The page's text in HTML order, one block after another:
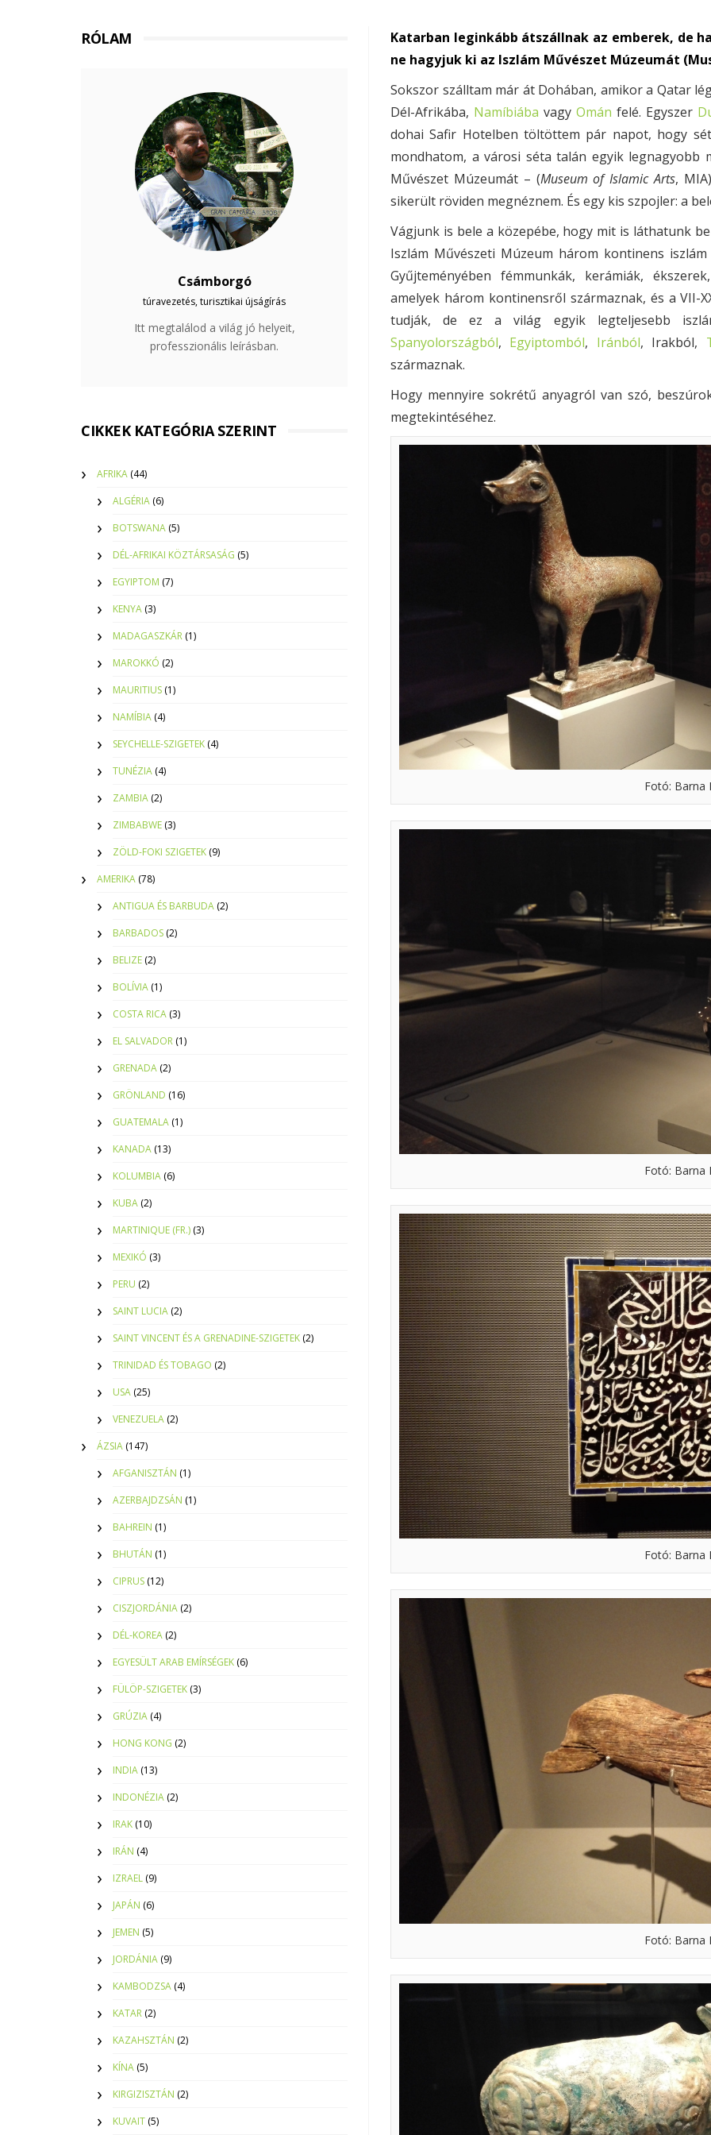
Katarban leginkább átszállnak az emberek, de
ne hagyjuk ki az Iszlám Művészet Múzeumát
Sokszor szálltam már át Dohában, amikor a Qatar
Dél-Afrikába, Namíbiába vagy Omán felé. Egyszer
dohai Safir Hotelben töltöttem pár napot, hogy
mondhatom, a városi séta talán egyik legnagyobb
Művészet Múzeumát – (Museum of Islamic Arts,
sikerült röviden megnéznem. És egy kis szpojler: a
Vágjunk is bele a közepébe, hogy mit is láthatunk
Iszlám Művészeti Múzeum három kontinens
Gyűjteményében fémmunkák, kerámiák,
amelyek három kontinensről származnak, és a VII-
tudják, de ez a világ egyik legteljesebb
Spanyolországból, Egyiptomból, Iránból, Irakból,
származnak.
Hogy mennyire sokrétű anyagról van szó,
megtekintéséhez.
Fotó: Barna
Fotó: Barna
Fotó: Barna
Fotó: Barna
RÓLAM
Csámborgó
túravezetés, turisztikai újságírás
Itt megtalálod a világ jó helyeit,
professzionális leírásban.
CIKKEK KATEGÓRIA SZERINT
AFRIKA (44)
ALGÉRIA (6)
BOTSWANA (5)
DÉL-AFRIKAI KÖZTÁRSASÁG (5)
EGYIPTOM (7)
KENYA (3)
MADAGASZKÁR (1)
MAROKKÓ (2)
MAURITIUS (1)
NAMÍBIA (4)
SEYCHELLE-SZIGETEK (4)
TUNÉZIA (4)
ZAMBIA (2)
ZIMBABWE (3)
ZÖLD-FOKI SZIGETEK (9)
AMERIKA (78)
ANTIGUA ÉS BARBUDA (2)
BARBADOS (2)
BELIZE (2)
BOLÍVIA (1)
COSTA RICA (3)
EL SALVADOR (1)
GRENADA (2)
GRÖNLAND (16)
GUATEMALA (1)
KANADA (13)
KOLUMBIA (6)
KUBA (2)
MARTINIQUE (FR.) (3)
MEXIKÓ (3)
PERU (2)
SAINT LUCIA (2)
SAINT VINCENT ÉS A GRENADINE-SZIGETEK (2)
TRINIDAD ÉS TOBAGO (2)
USA (25)
VENEZUELA (2)
ÁZSIA (147)
AFGANISZTÁN (1)
AZERBAJDZSÁN (1)
BAHREIN (1)
BHUTÁN (1)
CIPRUS (12)
CISZJORDÁNIA (2)
DÉL-KOREA (2)
EGYESÜLT ARAB EMÍRSÉGEK (6)
FÜLÖP-SZIGETEK (3)
GRÚZIA (4)
HONG KONG (2)
INDIA (13)
INDONÉZIA (2)
IRAK (10)
IRÁN (4)
IZRAEL (9)
JAPÁN (6)
JEMEN (5)
JORDÁNIA (9)
KAMBODZSA (4)
KATAR (2)
KAZAHSZTÁN (2)
KÍNA (5)
KIRGIZISZTÁN (2)
KUVAIT (5)